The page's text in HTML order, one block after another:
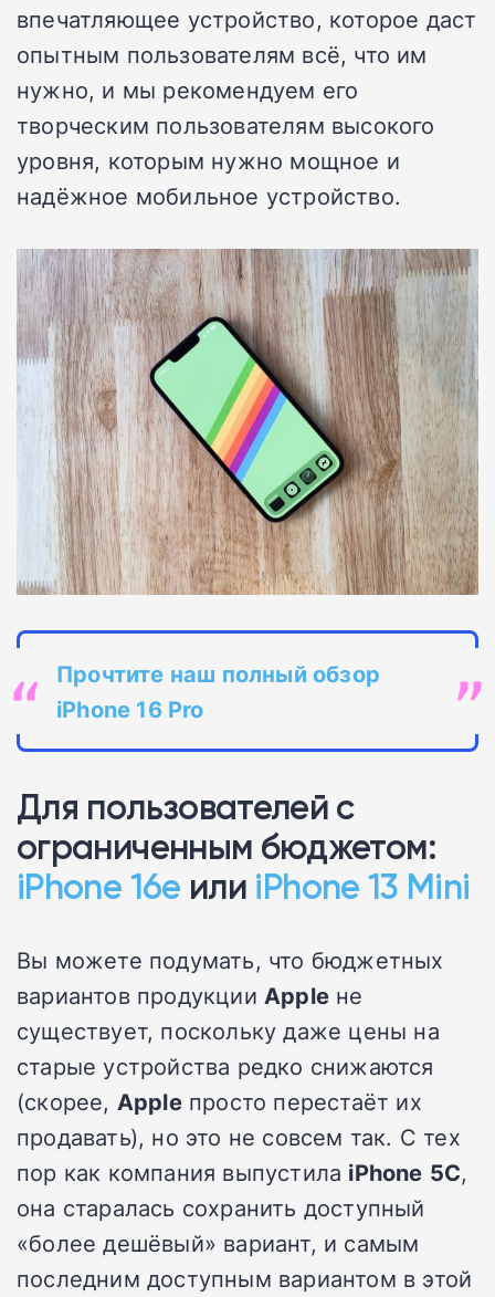
впечатляющее устройство, которое даст
опытным пользователям всё, что им
нужно, и мы рекомендуем его
творческим пользователям высокого
уровня, которым нужно мощное и
надёжное мобильное устройство.
Прочтите наш полный обзор
iPhone 16 Pro
Для пользователей с
ограниченным бюджетом:
iPhone 16e или iPhone 13 Mini
Вы можете подумать, что бюджетных
вариантов продукции Apple не
существует, поскольку даже цены на
старые устройства редко снижаются
(скорее, Appleпросто перестаёт их
продавать), но это не совсем так. С тех
пор как компания выпустила iPhone 5C,
она старалась сохранить доступный
«более дешёвый» вариант, и самым
последним доступным вариантом в этой